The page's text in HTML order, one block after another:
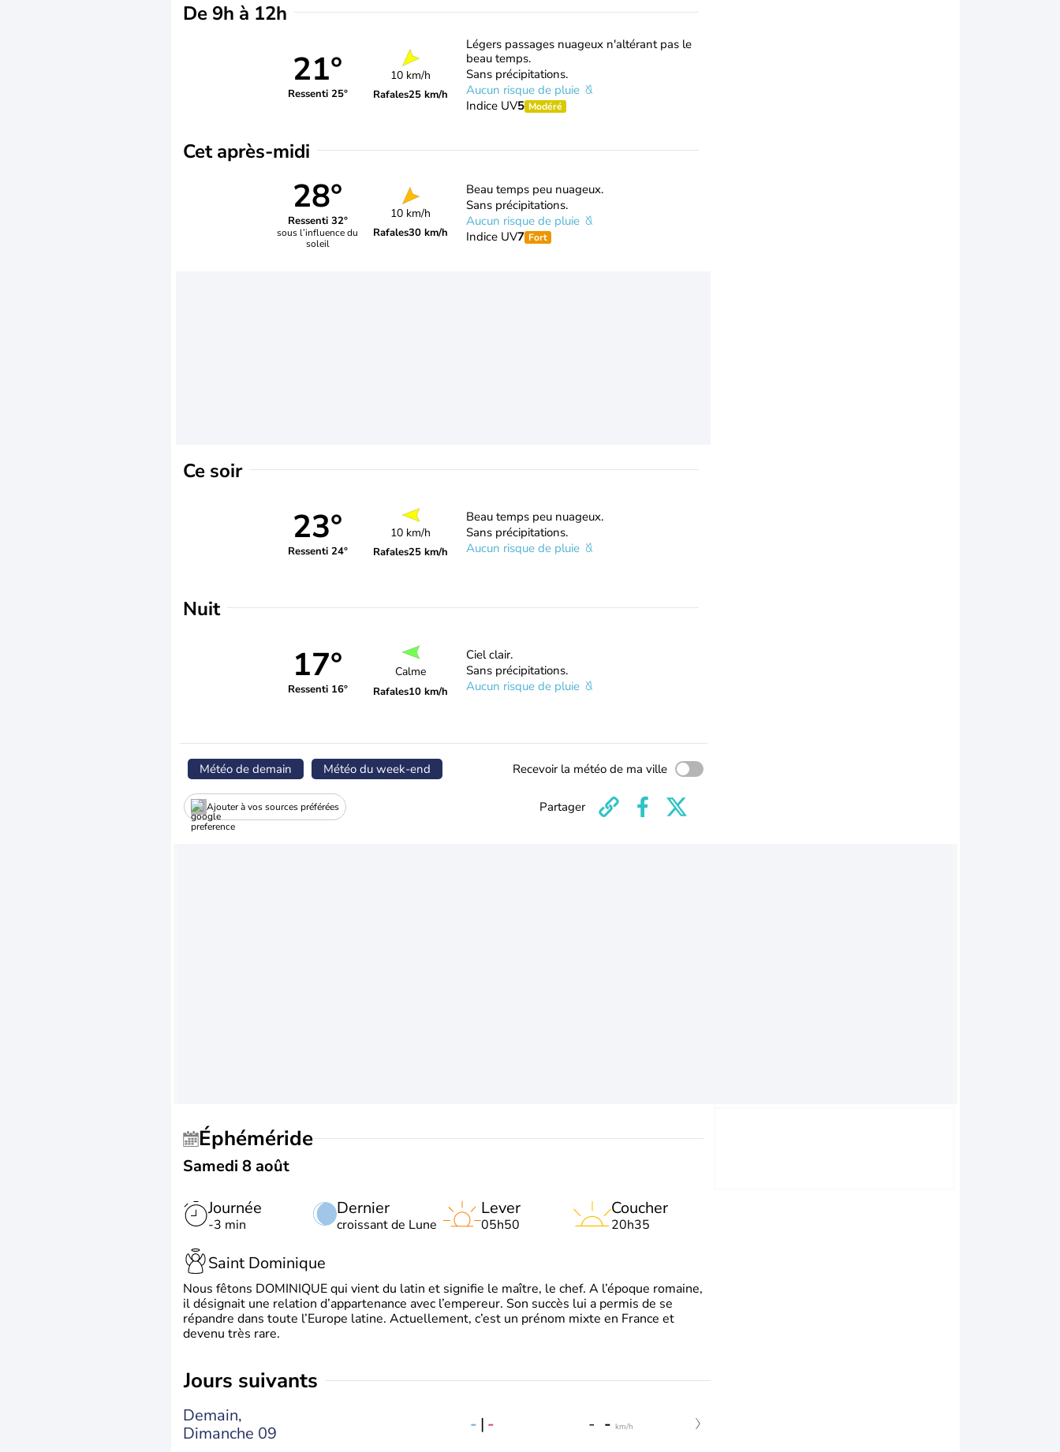
De 9h à 12h
21°
Ressenti 25°
10 km/h
Rafales25 km/h
Légers passages nuageux n'altérant pas le
beau temps.
Sans précipitations.
Aucun risque de pluie
Indice UV5 Modéré
Cet après-midi
28°
Ressenti 32°
sous l’influence du
soleil
10 km/h
Rafales30 km/h
Beau temps peu nuageux.
Sans précipitations.
Aucun risque de pluie
Indice UV7 Fort
Ce soir
23°
Ressenti 24°
10 km/h
Rafales25 km/h
Beau temps peu nuageux.
Sans précipitations.
Aucun risque de pluie
Nuit
17°
Ressenti 16°
Calme
Rafales10 km/h
Ciel clair.
Sans précipitations.
Aucun risque de pluie
Météo de demain Météo du week-end Recevoir la météo de ma ville
Ajouter à vos sources préférées Partager
Éphéméride
Samedi 8 août
Journée
-3 min
Dernier
croissant de Lune
Lever
05h50
Coucher
20h35
Saint Dominique
Nous fêtons DOMINIQUE qui vient du latin et signifie le maître, le chef. A l’époque romaine,
il désignait une relation d’appartenance avec l’empereur. Son succès lui a permis de se
répandre dans toute l’Europe latine. Actuellement, c’est un prénom mixte en France et
devenu très rare.
jours suivants
Demain,
Dimanche 09
- | - - - km/h